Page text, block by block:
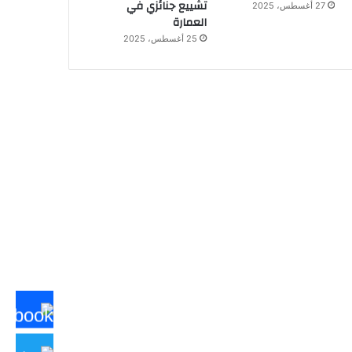
27 أغسطس، 2025
تشييع جنائزي في
العمارة
25 أغسطس، 2025